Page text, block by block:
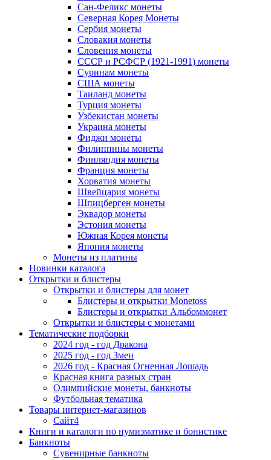
Сан-Феликс монеты
Северная Корея Монеты
Сербия монеты
Словакия монеты
Словения монеты
СССР и РСФСР (1921-1991) монеты
Суринам монеты
США монеты
Таиланд монеты
Турция монеты
Узбекистан монеты
Украина монеты
Фиджи монеты
Филиппины монеты
Финляндия монеты
Франция монеты
Хорватия монеты
Швейцария монеты
Шпицберген монеты
Эквадор монеты
Эстония монеты
Южная Корея монеты
Япония монеты
Монеты из платины
Новинки каталога
Открытки и блистеры
Открытки и блистеры для монет
Блистеры и открытки Monetoss
Блистеры и открытки Альбоммонет
Открытки и блистеры с монетами
Тематические подборки
2024 год - год Дракона
2025 год - год Змеи
2026 год - Красная Огненная Лошадь
Красная книга разных стран
Олимпийские монеты, банкноты
Футбольная тематика
Товары интернет-магазинов
Сайт4
Книги и каталоги по нумизматике и бонистике
Банкноты
Сувенирные банкноты